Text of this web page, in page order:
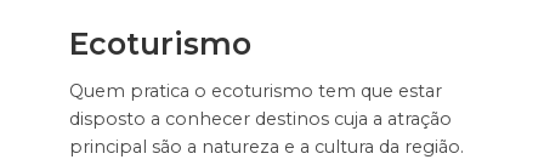
Ecoturismo
Quem pratica o ecoturismo tem que estar
disposto a conhecer destinos cuja a atração
principal são a natureza e a cultura da região.